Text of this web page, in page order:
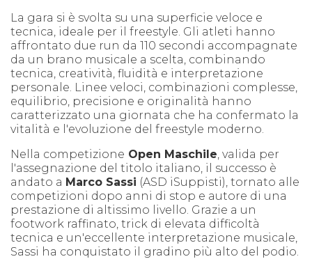
La gara si è svolta su una superficie veloce e
tecnica, ideale per il freestyle. Gli atleti hanno
affrontato due run da 110 secondi accompagnate
da un brano musicale a scelta, combinando
tecnica, creatività, fluidità e interpretazione
personale. Linee veloci, combinazioni complesse,
equilibrio, precisione e originalità hanno
caratterizzato una giornata che ha confermato la
vitalità e l'evoluzione del freestyle moderno.
Nella competizione Open Maschile, valida per
l'assegnazione del titolo italiano, il successo è
andato a Marco Sassi (ASD iSuppisti), tornato alle
competizioni dopo anni di stop e autore di una
prestazione di altissimo livello. Grazie a un
footwork raffinato, trick di elevata difficoltà
tecnica e un'eccellente interpretazione musicale,
Sassi ha conquistato il gradino più alto del podio.